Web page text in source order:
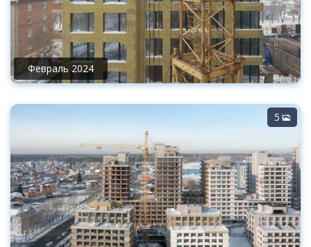
Февраль 2024
5